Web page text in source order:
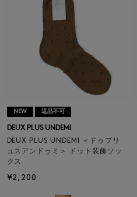
NEW 返品不可
DEUX PLUS UNDEMI
DEUX PLUS UNDEMI ＜ドゥプリ
ュスアンドゥミ＞ ドット装飾ソッ
クス
¥2,200